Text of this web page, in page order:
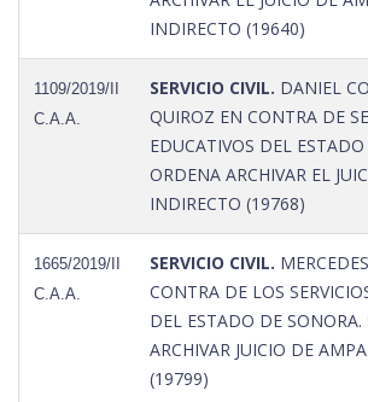
INDIRECTO (19640)
1109/2019/II
C.A.A.
SERVICIO CIVIL. DANIEL
QUIROZ EN CONTRA DE
EDUCATIVOS DEL
ORDENA ARCHIVAR EL
INDIRECTO (19768)
1665/2019/II
C.A.A.
SERVICIO CIVIL.
CONTRA DE LOS
DEL ESTADO DE SONORA.
ARCHIVAR JUICIO DE
(19799)